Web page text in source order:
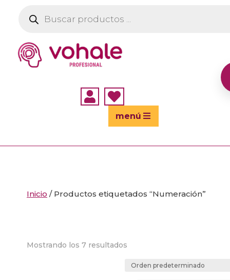
productos
 
menú
Inicio / Productos etiquetados “Numeración”
Mostrando los 7 resultados